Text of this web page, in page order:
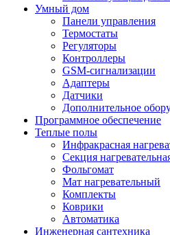
Умный дом
Панели управления
Термостаты
Регуляторы
Контроллеры
GSM-сигнализации
Адаптеры
Датчики
Дополнительное
Программное обеспечение
Теплые полы
Инфракрасная
Секция
Фольгомат
Мат нагревательный
Комплекты
Коврики
Автоматика
Инженерная сантехника